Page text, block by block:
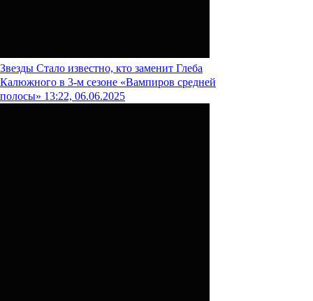
Звезды Стало известно, кто заменит Глеба
Калюжного в 3-м сезоне «Вампиров средней
полосы» 13:22, 06.06.2025